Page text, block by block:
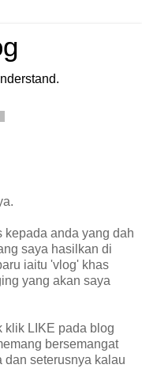
kepada anda yang dah
saya hasilkan di
iaitu 'vlog' khas
yang akan saya
klik LIKE pada blog
bersemangat
dan seterusnya kalau